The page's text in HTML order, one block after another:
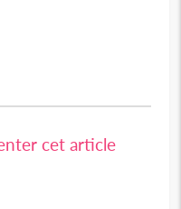
cet article